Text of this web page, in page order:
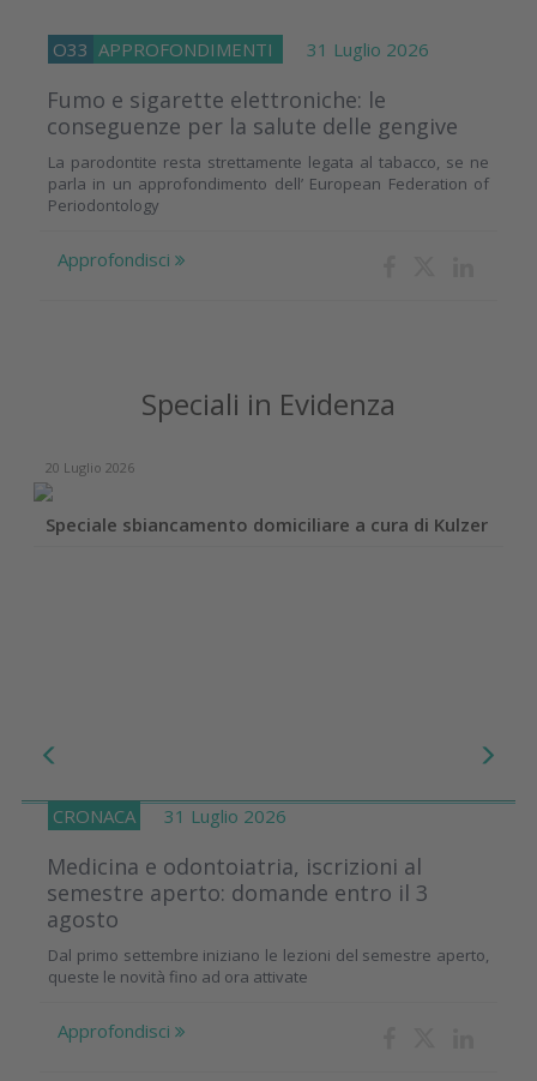
O33 APPROFONDIMENTI 31 Luglio 2026
Fumo e sigarette elettroniche: le
conseguenze per la salute delle gengive
La parodontite resta strettamente legata al tabacco, se ne
parla in un approfondimento dell’ European Federation of
Periodontology
Approfondisci
Speciali in Evidenza
20 Luglio 2026
Speciale sbiancamento domiciliare a cura di Kulzer
CRONACA 31 Luglio 2026
Medicina e odontoiatria, iscrizioni al
semestre aperto: domande entro il 3
agosto
Dal primo settembre iniziano le lezioni del semestre aperto,
queste le novità fino ad ora attivate
Approfondisci